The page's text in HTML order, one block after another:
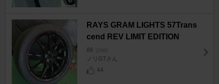
RAYS GRAM LIGHTS 57Trans
cend REV LIMIT EDITION
86 [ZN6]
ノリGTさん
44